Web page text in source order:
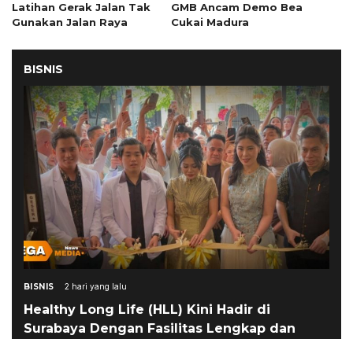
Latihan Gerak Jalan Tak
Gunakan Jalan Raya
GMB Ancam Demo Bea
Cukai Madura
BISNIS
BISNIS 2 hari yang lalu
Healthy Long Life (HLL) Kini Hadir di
Surabaya Dengan Fasilitas Lengkap dan